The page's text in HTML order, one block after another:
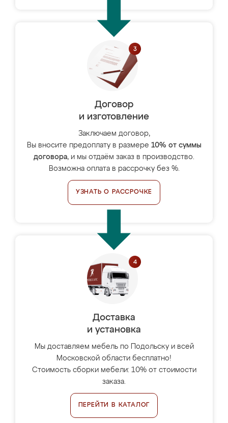
Договор
и изготовление
Заключаем договор,
Вы вносите предоплату в размере 10% от суммы
договора, и мы отдаём заказ в производство.
Возможна оплата в рассрочку без %.
УЗНАТЬ О РАССРОЧКЕ
Доставка
и установка
Мы доставляем мебель по Подольску и всей
Московской области бесплатно!
Стоимость сборки мебели: 10% от стоимости
заказа.
ПЕРЕЙТИ В КАТАЛОГ